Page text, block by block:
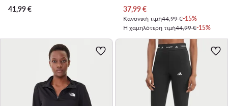
41,99€
Τρέχουσα τιμή
37,99€
Κανονική τιμή44,99 €-15%
Η χαμηλότερη τιμή44,99 €-15%